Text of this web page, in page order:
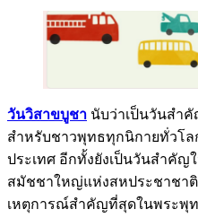
วันวิสาขบูชา นับว่าเป็นวันสำ
สำหรับชาวพุทธทุกนิกายทั่วโล
ประเทศ อีกทั้งยังเป็นวันสำคั
สมัชชาใหญ่แห่งสหประชาชาติ
เหตุการณ์สำคัญที่สุดในพระพุ